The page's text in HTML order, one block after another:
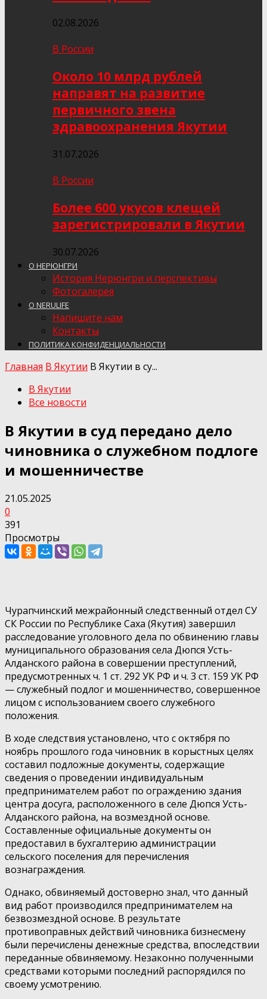
02.08.2026
В России
Около 10 млрд рублей
направят на развитие
первичного звена
здравоохранения Якутии
31.07.2026
В России
Более 600 укусов клещей
зарегистрировали в Якутии
30.07.2026
О НЕРЮНГРИ
История Нерюнгри и перспективы
Фотогалерея
О NERULIFE
Напишите нам
Контакты
ПОЛИТИКА КОНФИДЕНЦИАЛЬНОСТИ
Главная В Якутии В Якутии в су...
В Якутии
Все новости
В Якутии в суд передано дело
чиновника о служебном подлоге
и мошенничестве
21.05.2025
0
391
Просмотры
Чурапчинский межрайонный следственный отдел СУ
СК России по Республике Саха (Якутия) завершил
расследование уголовного дела по обвинению главы
муниципального образования села Дюпся Усть-
Алданского района в совершении преступлений,
предусмотренных ч. 1 ст. 292 УК РФ и ч. 3 ст. 159 УК РФ
— служебный подлог и мошенничество, совершенное
лицом с использованием своего служебного
положения.
В ходе следствия установлено, что с октября по
ноябрь прошлого года чиновник в корыстных целях
составил подложные документы, содержащие
сведения о проведении индивидуальным
предпринимателем работ по ограждению здания
центра досуга, расположенного в селе Дюпся Усть-
Алданского района, на возмездной основе.
Составленные официальные документы он
предоставил в бухгалтерию администрации
сельского поселения для перечисления
вознаграждения.
Однако, обвиняемый достоверно знал, что данный
вид работ производился предпринимателем на
безвозмездной основе. В результате
противоправных действий чиновника бизнесмену
были перечислены денежные средства, впоследствии
переданные обвиняемому. Незаконно полученными
средствами которыми последний распорядился по
своему усмотрению.